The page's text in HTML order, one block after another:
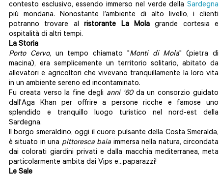
contesto esclusivo, essendo immerso nel verde della Sardegna
più mondana. Nonostante l’ambiente di alto livello, i clienti
potranno trovare alristorante La Molagrande cortesia e
ospitalità di altri tempi.
La Storia
Porto Cervo, un tempo chiamato "Monti di Mola" (pietra di
macina), era semplicemente un territorio solitario, abitato da
allevatori e agricoltori che vivevano tranquillamente la loro vita
in un ambiente sereno ed incontaminato.
Fu creata verso la fine degli anni '60da un consorzio guidato
dall'Aga Khan per offrire a persone ricche e famose uno
splendido e tranquillo luogo turistico nel nord-est della
Sardegna.
Il borgo smeraldino, oggi il cuore pulsante della Costa Smeralda,
è situato in una pittoresca baia immersa nella natura, circondata
dai colorati giardini privati e dalla macchia mediterranea, meta
particolarmente ambita dai Vips e...paparazzi!
Le Sale